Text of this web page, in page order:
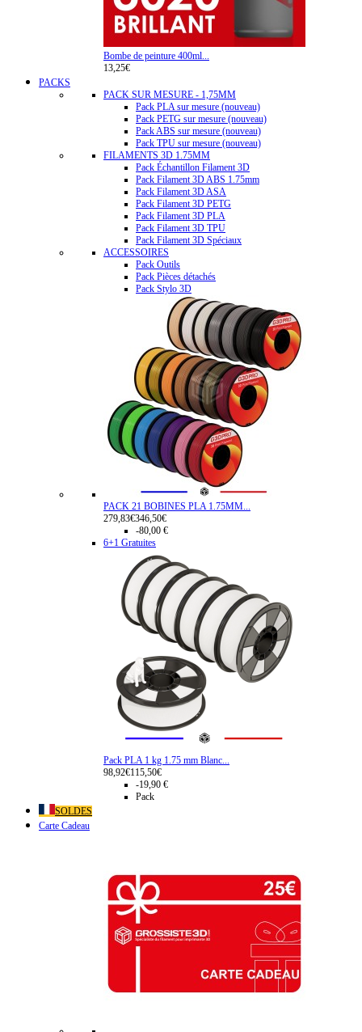
Bombe de peinture 400ml...
13,25€
PACKS
PACK SUR MESURE - 1,75MM
Pack PLA sur mesure (nouveau)
Pack PETG sur mesure (nouveau)
Pack ABS sur mesure (nouveau)
Pack TPU sur mesure (nouveau)
FILAMENTS 3D 1.75MM
Pack Échantillon Filament 3D
Pack Filament 3D ABS 1.75mm
Pack Filament 3D ASA
Pack Filament 3D PETG
Pack Filament 3D PLA
Pack Filament 3D TPU
Pack Filament 3D Spéciaux
ACCESSOIRES
Pack Outils
Pack Pièces détachés
Pack Stylo 3D
PACK 21 BOBINES PLA 1.75MM...
279,83€346,50€
-80,00 €
6+1 Gratuites
Pack PLA 1 kg 1.75 mm Blanc...
98,92€115,50€
-19,90 €
Pack
SOLDES
Carte Cadeau